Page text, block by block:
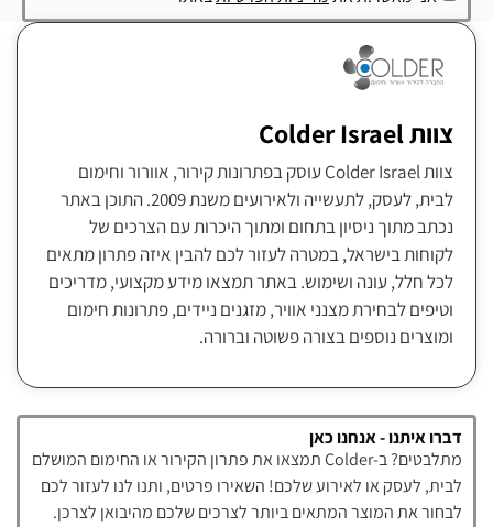
צוות Colder Israel
צוות Colder Israel עוסק בפתרונות קירור, אוורור וחימום
לבית, לעסק, לתעשייה ולאירועים משנת 2009. התוכן באתר
נכתב מתוך ניסיון בתחום ומתוך היכרות עם הצרכים של
לקוחות בישראל, במטרה לעזור לכם להבין איזה פתרון מתאים
לכל חלל, עונה ושימוש. באתר תמצאו מידע מקצועי, מדריכים
וטיפים לבחירת מצנני אוויר, מזגנים ניידים, פתרונות חימום
ומוצרים נוספים בצורה פשוטה וברורה.
דברו איתנו - אנחנו כאן
מתלבטים? ב-Colder תמצאו את פתרון הקירור או החימום המושלם
לבית, לעסק או לאירוע שלכם! השאירו פרטים, ותנו לנו לעזור לכם
לבחור את המוצר המתאים ביותר לצרכים שלכם מהיבואן לצרכן.